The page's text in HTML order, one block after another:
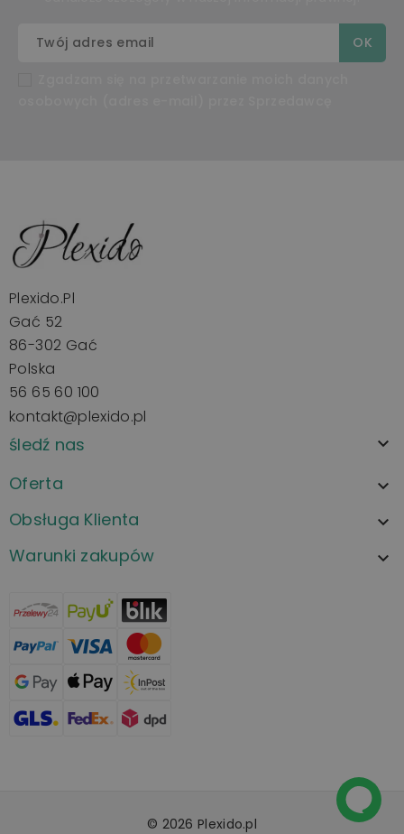
Plexido.pl
Gać 52
86-302 Gać
Polska
56 65 60 100
kontakt@plexido.pl
śledź nas 
Oferta 
Obsługa Klienta 
Warunki zakupów 
© 2026 Plexido.pl